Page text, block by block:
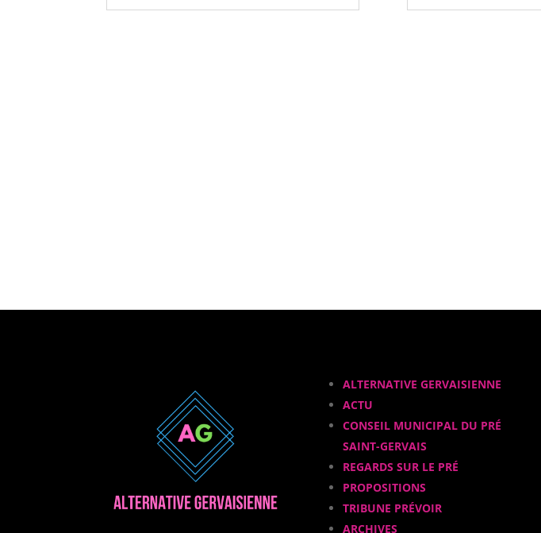
ALTERNATIVE GERVAISIENNE
ACTU
CONSEIL MUNICIPAL DU PRÉ
SAINT-GERVAIS
REGARDS SUR LE PRÉ
PROPOSITIONS
TRIBUNE PRÉVOIR
ARCHIVES